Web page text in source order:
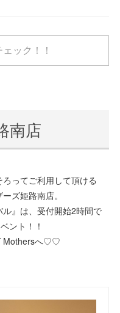
ック！！
南店
ってご利用して頂ける
ズ姫路南店。
』は、受付開始2時間で
ント！！
Mothersへ♡♡